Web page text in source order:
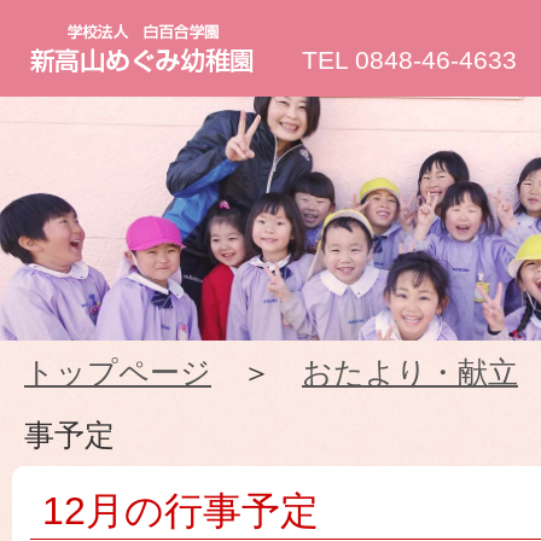
新
高
山
め
ぐ
み
幼
TEL 0848-46-4633
トップページ ＞ おたより・献立
事予定
12月の行事予定